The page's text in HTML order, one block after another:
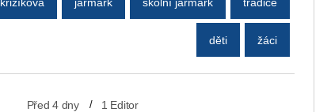
děti žáci
Před 4 dny 1 Editor